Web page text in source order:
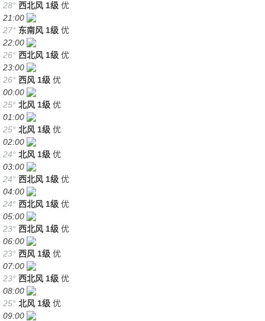
28° 西北风 1级 优
21:00
27° 东南风 1级 优
22:00
26° 西北风 1级 优
23:00
26° 西风 1级 优
00:00
25° 北风 1级 优
01:00
25° 北风 1级 优
02:00
24° 北风 1级 优
03:00
24° 西北风 1级 优
04:00
24° 西北风 1级 优
05:00
23° 西北风 1级 优
06:00
23° 西风 1级 优
07:00
23° 西北风 1级 优
08:00
25° 北风 1级 优
09:00